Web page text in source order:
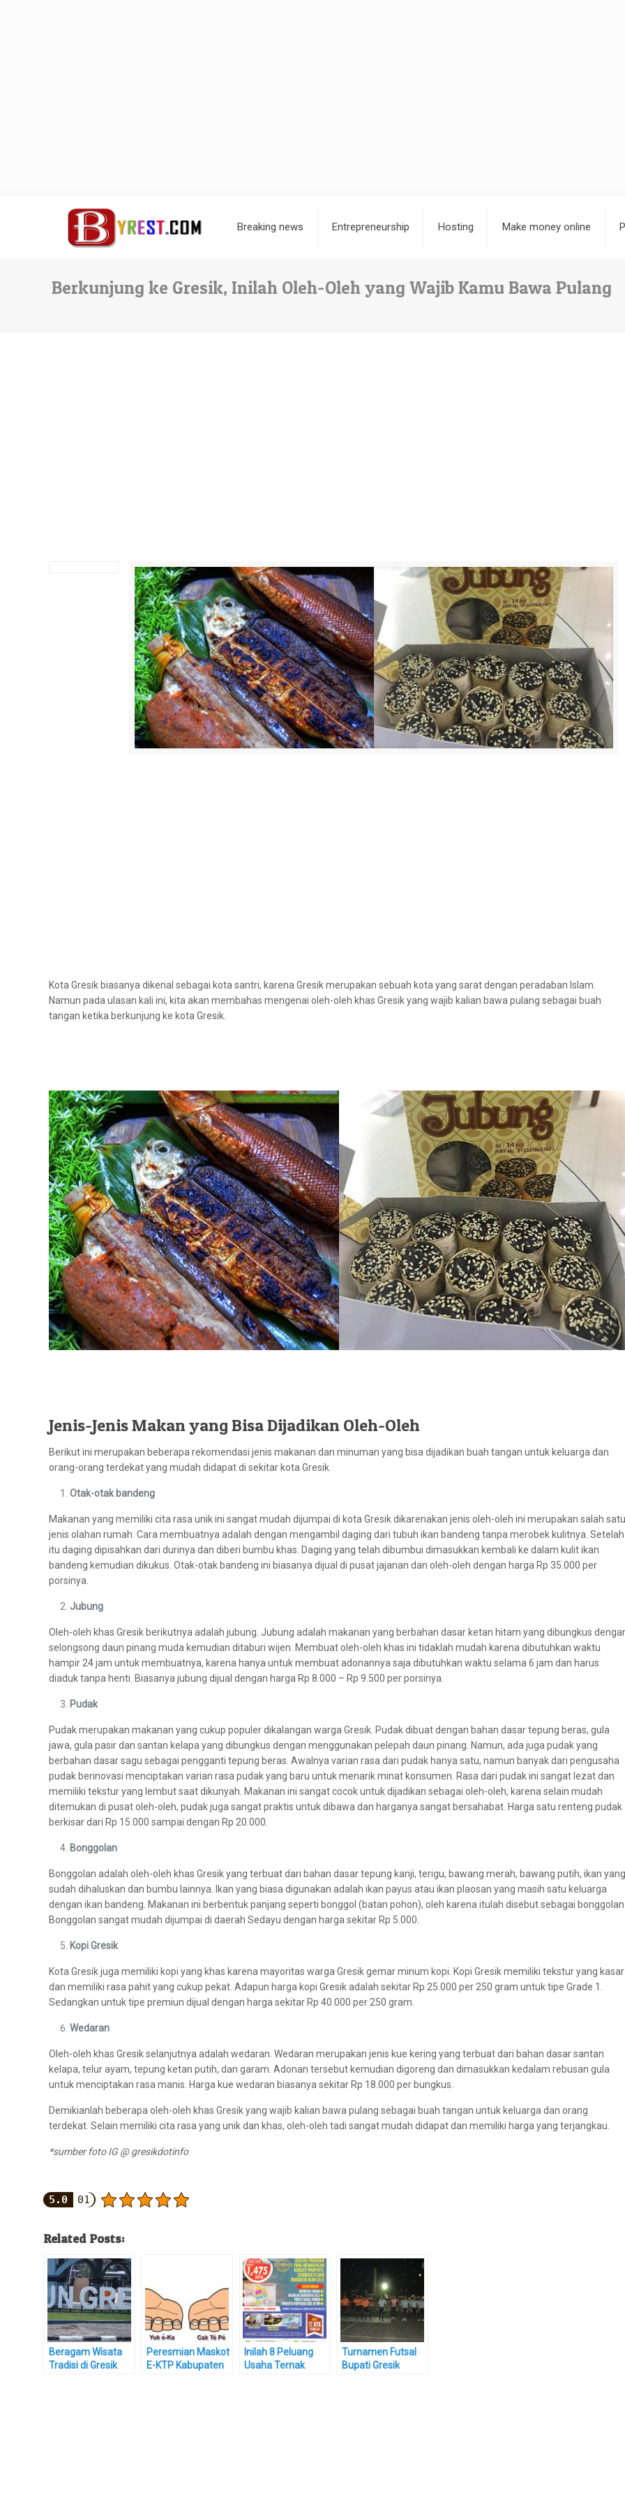
Breaking news Entrepreneurship Hosting Make money online
Berkunjung ke Gresik, Inilah Oleh-Oleh yang Wajib Kamu Bawa Pulang
Kota Gresik biasanya dikenal sebagai kota santri, karena Gresik merupakan sebuah kota yang sarat dengan peradaban Islam.
Namun pada ulasan kali ini, kita akan membahas mengenai oleh-oleh khas Gresik yang wajib kalian bawa pulang sebagai buah
tangan ketika berkunjung ke kota Gresik.
Jenis-Jenis Makan yang Bisa Dijadikan Oleh-Oleh
Berikut ini merupakan beberapa rekomendasi jenis makanan dan minuman yang bisa dijadikan buah tangan untuk keluarga dan
orang-orang terdekat yang mudah didapat di sekitar kota Gresik.
Otak-otak bandeng
Makanan yang memiliki cita rasa unik ini sangat mudah dijumpai di kota Gresik dikarenakan jenis oleh-oleh ini merupakan salah
jenis olahan rumah. Cara membuatnya adalah dengan mengambil daging dari tubuh ikan bandeng tanpa merobek kulitnya. Setelah
itu daging dipisahkan dari durinya dan diberi bumbu khas. Daging yang telah dibumbui dimasukkan kembali ke dalam kulit ikan
bandeng kemudian dikukus. Otak-otak bandeng ini biasanya dijual di pusat jajanan dan oleh-oleh dengan harga Rp 35.000 per
porsinya.
Jubung
Oleh-oleh khas Gresik berikutnya adalah jubung. Jubung adalah makanan yang berbahan dasar ketan hitam yang dibungkus
selongsong daun pinang muda kemudian ditaburi wijen. Membuat oleh-oleh khas ini tidaklah mudah karena dibutuhkan waktu
hampir 24 jam untuk membuatnya, karena hanya untuk membuat adonannya saja dibutuhkan waktu selama 6 jam dan harus
diaduk tanpa henti. Biasanya jubung dijual dengan harga Rp 8.000 – Rp 9.500 per porsinya.
Pudak
Pudak merupakan makanan yang cukup populer dikalangan warga Gresik. Pudak dibuat dengan bahan dasar tepung beras, gula
jawa, gula pasir dan santan kelapa yang dibungkus dengan menggunakan pelepah daun pinang. Namun, ada juga pudak yang
berbahan dasar sagu sebagai pengganti tepung beras. Awalnya varian rasa dari pudak hanya satu, namun banyak dari pengusaha
pudak berinovasi menciptakan varian rasa pudak yang baru untuk menarik minat konsumen. Rasa dari pudak ini sangat lezat dan
memiliki tekstur yang lembut saat dikunyah. Makanan ini sangat cocok untuk dijadikan sebagai oleh-oleh, karena selain mudah
ditemukan di pusat oleh-oleh, pudak juga sangat praktis untuk dibawa dan harganya sangat bersahabat. Harga satu renteng pudak
berkisar dari Rp 15.000 sampai dengan Rp 20.000.
Bonggolan
Bonggolan adalah oleh-oleh khas Gresik yang terbuat dari bahan dasar tepung kanji, terigu, bawang merah, bawang putih, ikan
sudah dihaluskan dan bumbu lainnya. Ikan yang biasa digunakan adalah ikan payus atau ikan plaosan yang masih satu keluarga
dengan ikan bandeng. Makanan ini berbentuk panjang seperti bonggol (batan pohon), oleh karena itulah disebut sebagai
Bonggolan sangat mudah dijumpai di daerah Sedayu dengan harga sekitar Rp 5.000.
Kopi Gresik
Kota Gresik juga memiliki kopi yang khas karena mayoritas warga Gresik gemar minum kopi. Kopi Gresik memiliki tekstur yang kasar
dan memiliki rasa pahit yang cukup pekat. Adapun harga kopi Gresik adalah sekitar Rp 25.000 per 250 gram untuk tipe Grade 1.
Sedangkan untuk tipe premiun dijual dengan harga sekitar Rp 40.000 per 250 gram.
Wedaran
Oleh-oleh khas Gresik selanjutnya adalah wedaran. Wedaran merupakan jenis kue kering yang terbuat dari bahan dasar santan
kelapa, telur ayam, tepung ketan putih, dan garam. Adonan tersebut kemudian digoreng dan dimasukkan kedalam rebusan gula
untuk menciptakan rasa manis. Harga kue wedaran biasanya sekitar Rp 18.000 per bungkus.
Demikianlah beberapa oleh-oleh khas Gresik yang wajib kalian bawa pulang sebagai buah tangan untuk keluarga dan orang
terdekat. Selain memiliki cita rasa yang unik dan khas, oleh-oleh tadi sangat mudah didapat dan memiliki harga yang terjangkau.
*sumber foto IG @ gresikdotinfo
5.0 01
Related Posts:
Beragam Wisata
Tradisi di Gresik
Peresmian Maskot
E-KTP Kabupaten
Inilah 8 Peluang
Usaha Ternak
Turnamen Futsal
Bupati Gresik